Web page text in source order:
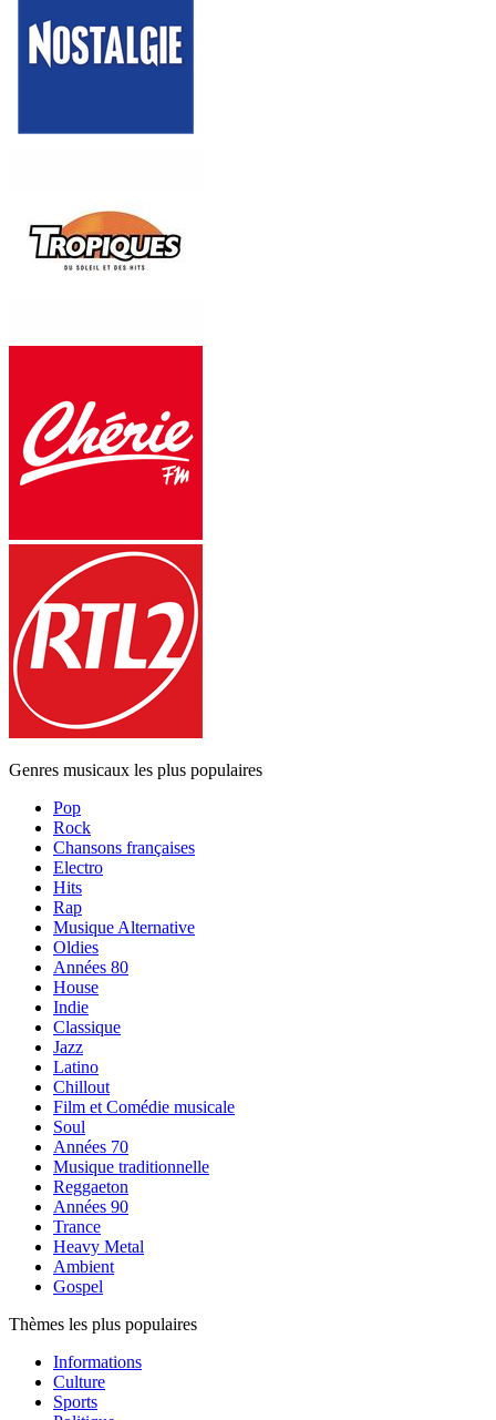
Genres musicaux les plus populaires
Pop
Rock
Chansons françaises
Electro
Hits
Rap
Musique Alternative
Oldies
Années 80
House
Indie
Classique
Jazz
Latino
Chillout
Film et Comédie musicale
Soul
Années 70
Musique traditionnelle
Reggaeton
Années 90
Trance
Heavy Metal
Ambient
Gospel
Thèmes les plus populaires
Informations
Culture
Sports